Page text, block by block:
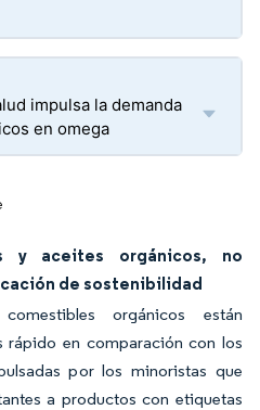
impulsa la demanda
en omega
y aceites orgánicos, no
de sostenibilidad
orgánicos están
rápido en comparación con los
por los minoristas que
a productos con etiquetas